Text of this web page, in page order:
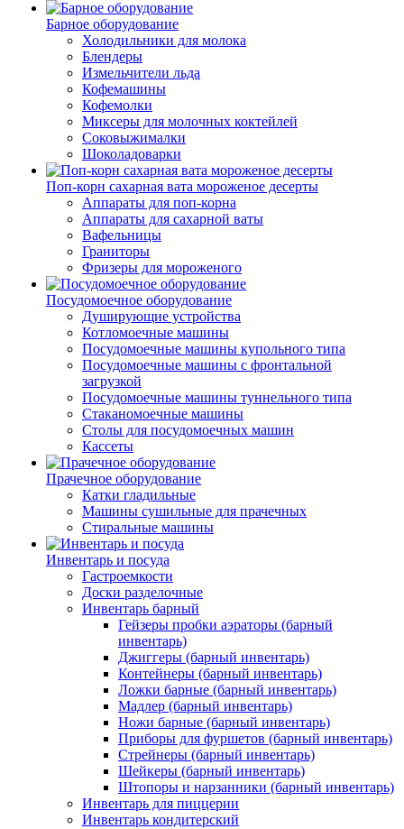
Барное оборудование
Холодильники для молока
Блендеры
Измельчители льда
Кофемашины
Кофемолки
Миксеры для молочных коктейлей
Соковыжималки
Шоколадоварки
Поп-корн сахарная вата мороженое десерты
Аппараты для поп-корна
Аппараты для сахарной ваты
Вафельницы
Граниторы
Фризеры для мороженого
Посудомоечное оборудование
Душирующие устройства
Котломоечные машины
Посудомоечные машины купольного типа
Посудомоечные машины с фронтальной
загрузкой
Посудомоечные машины туннельного типа
Стаканомоечные машины
Столы для посудомоечных машин
Кассеты
Прачечное оборудование
Катки гладильные
Машины сушильные для прачечных
Стиральные машины
Инвентарь и посуда
Гастроемкости
Доски разделочные
Инвентарь барный
Гейзеры пробки аэраторы (барный
инвентарь)
Джиггеры (барный инвентарь)
Контейнеры (барный инвентарь)
Ложки барные (барный инвентарь)
Мадлер (барный инвентарь)
Ножи барные (барный инвентарь)
Приборы для фуршетов (барный инвентарь)
Стрейнеры (барный инвентарь)
Шейкеры (барный инвентарь)
Штопоры и нарзанники (барный инвентарь)
Инвентарь для пиццерии
Инвентарь кондитерский